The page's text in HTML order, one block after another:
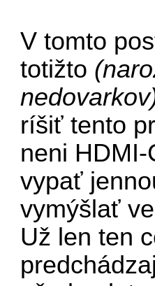
V tomto
totižto
ríšiť tento
neni
vypať
vymýšlať
Už len ten